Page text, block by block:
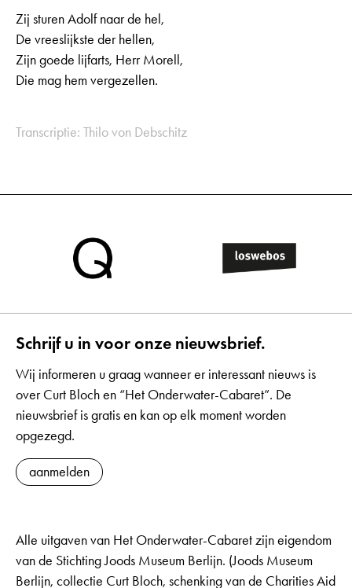
Zij sturen Adolf naar de hel,
De vreeslijkste der hellen,
Zijn goede lijfarts, Herr Morell,
Die mag hem vergezellen.
Transcriptie: Thilo von Debschitz
Schrijf u in voor onze nieuwsbrief.
Wij informeren u graag wanneer er interessant nieuws is
over Curt Bloch en “Het Onderwater-Cabaret”. De
nieuwsbrief is gratis en kan op elk moment worden
opgezegd.
aanmelden
Alle uitgaven van Het Onderwater-Cabaret zijn eigendom
van de Stichting Joods Museum Berlijn. (Joods Museum
Berlijn, collectie Curt Bloch, schenking van de Charities Aid